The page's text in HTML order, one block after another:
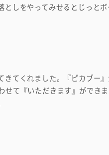
としをやってみせるとじっと
きてくれました。『ピカブー
せて『いただきます』ができ